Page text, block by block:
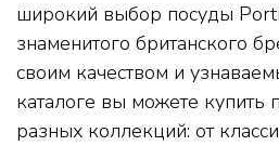
широкий выбор посуды
знаменитого британского
своим качеством и
каталоге вы можете купить
разных коллекций: от